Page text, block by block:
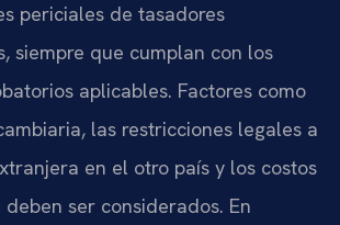
periciales de tasadores
siempre que cumplan con los
aplicables. Factores como
las restricciones legales a
en el otro país y los costos
ser considerados. En